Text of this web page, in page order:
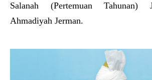
Salanah (Pertemuan Tahunan)
Ahmadiyah Jerman.